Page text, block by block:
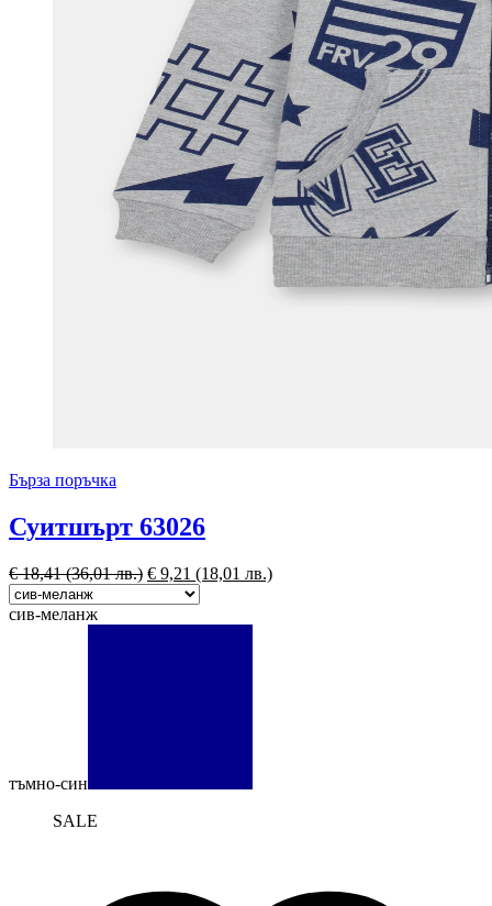
Бърза поръчка
Суитшърт 63026
€18,41(36,01 лв.) € 9,21 (18,01 лв.)
сив-меланж
тъмно-син
SALE